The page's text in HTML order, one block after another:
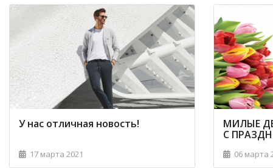
У нас отличная новость!
17 марта 2021
МИЛЫЕ
С
06 марта